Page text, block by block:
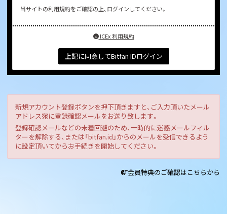
当サイトの利用規約をご確認の上、ログインしてください。
ICEx 利用規約
上記に同意してBitfan IDログイン
新規アカウント登録ボタンを押下頂きますと、ご入力頂いたメール
アドレス宛に登録確認メールをお送り致します。
登録確認メールなどの未着回避のため、一時的に迷惑メールフィル
ターを解除する、または「bitfan.id」からのメールを受信できるよう
に設定頂いてからお手続きを開始してください。
会員特典のご確認はこちらから